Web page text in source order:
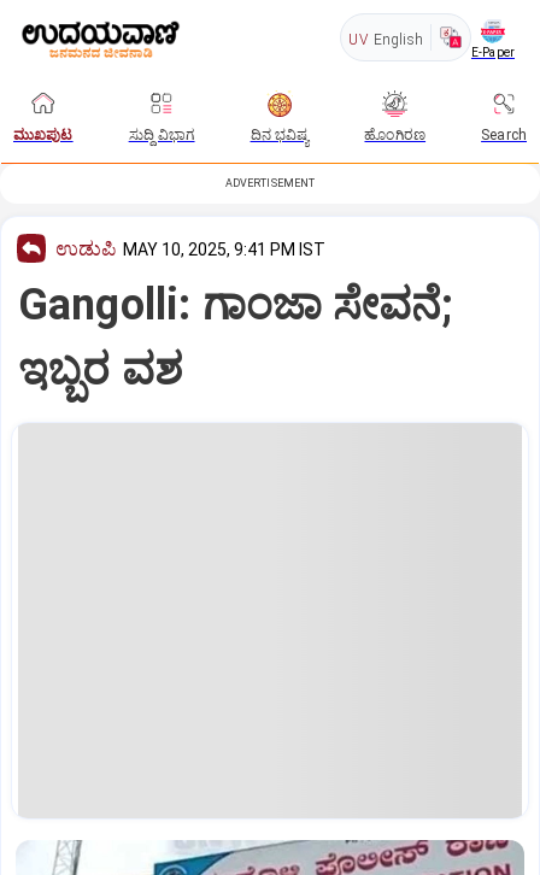
UV English
E-Paper
ಮುಖಪುಟ ಸುದ್ದಿ ವಿಭಾಗ ದಿನ ಭವಿಷ್ಯ ಹೊಂಗಿರಣ Search
ADVERTISEMENT
ಉಡುಪಿ MAY 10, 2025, 9:41 PM IST
Gangolli: ಗಾಂಜಾ ಸೇವನೆ;
ಇಬ್ಬರ ವಶ